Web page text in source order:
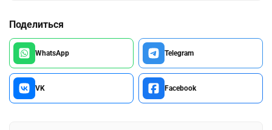
Поделиться
WhatsApp Telegram
VK Facebook